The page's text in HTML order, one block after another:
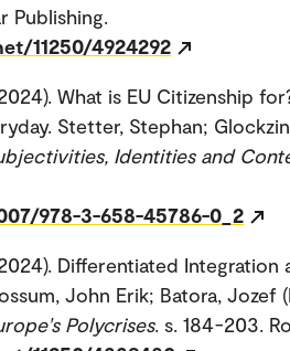
Publishing.
11250/4924292
What is EU Citizenship
Stetter, Stephan;
Identities and
978-3-658-45786-0_2
Differentiated Integration
John Erik; Batora, Jozef
Polycrises. s. 184-203.